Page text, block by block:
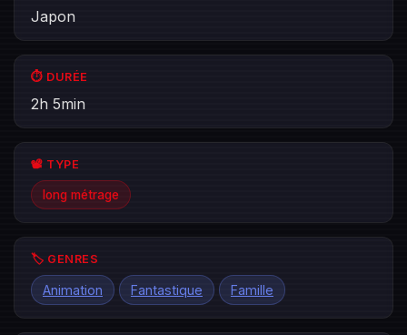
Japon
⏱️ DURÉE
2h 5min
📽️ TYPE
long métrage
🏷️ GENRES
Animation Fantastique Famille